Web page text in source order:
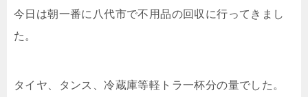
今日は朝一番に八代市で不用品の回収に行ってきまし
た。
タイヤ、タンス、冷蔵庫等軽トラ一杯分の量でした。